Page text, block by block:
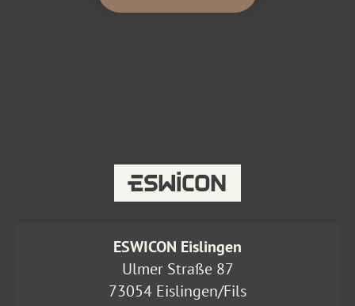
ESWICON Eislingen
Ulmer Straße 87
73054 Eislingen/Fils